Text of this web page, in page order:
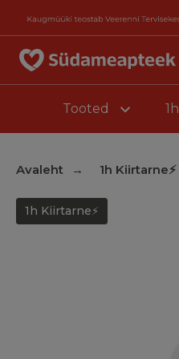
Tooted
Avaleht 1h Kiirtarne⚡
1h Kiirtarne⚡